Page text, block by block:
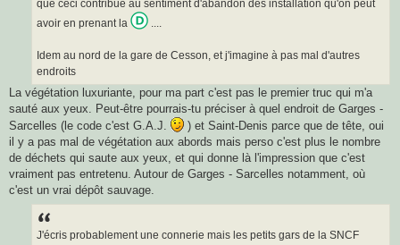
que ceci contribue au sentiment d'abandon des installation qu'on peut
avoir en prenant la
Idem au nord de la gare de Cesson, et j'imagine à pas mal d'autres
endroits
La végétation luxuriante, pour ma part c'est pas le premier truc qui m'a
sauté aux yeux. Peut-être pourrais-tu préciser à quel endroit de Garges -
Sarcelles (le code c'est G.A.J.
) et Saint-Denis parce que de tête, oui
il y a pas mal de végétation aux abords mais perso c'est plus le nombre
de déchets qui saute aux yeux, et qui donne là l'impression que c'est
vraiment pas entretenu. Autour de Garges - Sarcelles notamment, où
c'est un vrai dépôt sauvage.
J'écris probablement une connerie mais les petits gars de la SNCF